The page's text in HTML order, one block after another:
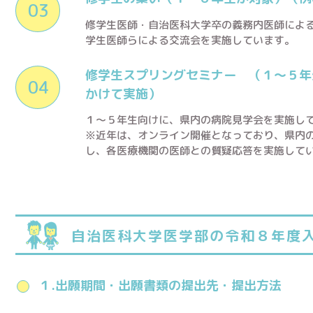
修学生医師・自治医科大学卒の義務内医師に
学生医師らによる交流会を実施しています。
修学生スプリングセミナー （１～５
かけて実施）
１～５年生向けに、県内の病院見学会を実施し
※近年は、オンライン開催となっており、県内
し、各医療機関の医師との質疑応答を実施して
自治医科大学医学部の令和８年度
１.出願期間・出願書類の提出先・提出方法